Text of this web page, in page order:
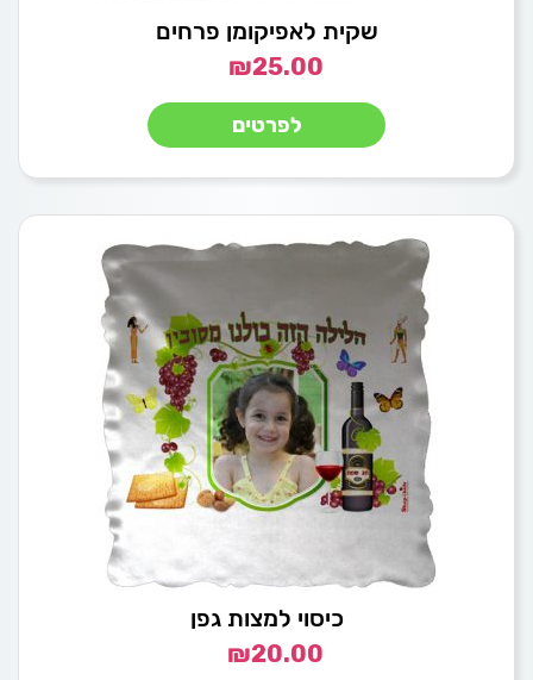
שקית לאפיקומן פרחים
₪25.00
לפרטים
כיסוי למצות גפן
₪20.00